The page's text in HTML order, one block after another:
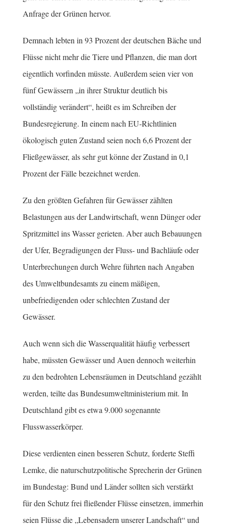
Anfrage der Grünen hervor.
Demnach lebten in 93 Prozent der deutschen Bäche und
Flüsse nicht mehr die Tiere und Pflanzen, die man dort
eigentlich vorfinden müsste. Außerdem seien vier von
fünf Gewässern „in ihrer Struktur deutlich bis
vollständig verändert“, heißt es im Schreiben der
Bundesregierung. In einem nach EU-Richtlinien
ökologisch guten Zustand seien noch 6,6 Prozent der
Fließgewässer, als sehr gut könne der Zustand in 0,1
Prozent der Fälle bezeichnet werden.
Zu den größten Gefahren für Gewässer zählten
Belastungen aus der Landwirtschaft, wenn Dünger oder
Spritzmittel ins Wasser gerieten. Aber auch Bebauungen
der Ufer, Begradigungen der Fluss- und Bachläufe oder
Unterbrechungen durch Wehre führten nach Angaben
des Umweltbundesamts zu einem mäßigen,
unbefriedigenden oder schlechten Zustand der
Gewässer.
Auch wenn sich die Wasserqualität häufig verbessert
habe, müssten Gewässer und Auen dennoch weiterhin
zu den bedrohten Lebensräumen in Deutschland gezählt
werden, teilte das Bundesumweltministerium mit. In
Deutschland gibt es etwa 9.000 sogenannte
Flusswasserkörper.
Diese verdienten einen besseren Schutz, forderte Steffi
Lemke, die naturschutzpolitische Sprecherin der Grünen
im Bundestag: Bund und Länder sollten sich verstärkt
für den Schutz frei fließender Flüsse einsetzen, immerhin
seien Flüsse die „Lebensadern unserer Landschaft“ und